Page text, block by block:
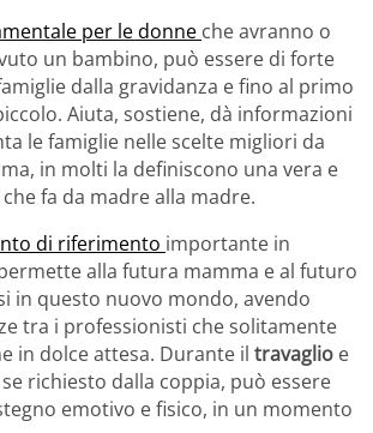
per le donne che avranno o
un bambino, può essere di forte
dalla gravidanza e fino al primo
Aiuta, sostiene, dà informazioni
le famiglie nelle scelte migliori da
in molti la definiscono una vera e
che fa da madre alla madre.
di riferimento importante in
alla futura mamma e al futuro
in questo nuovo mondo, avendo
tra i professionisti che solitamente
in dolce attesa. Durante il travaglio e
se richiesto dalla coppia, può essere
emotivo e fisico, in un momento